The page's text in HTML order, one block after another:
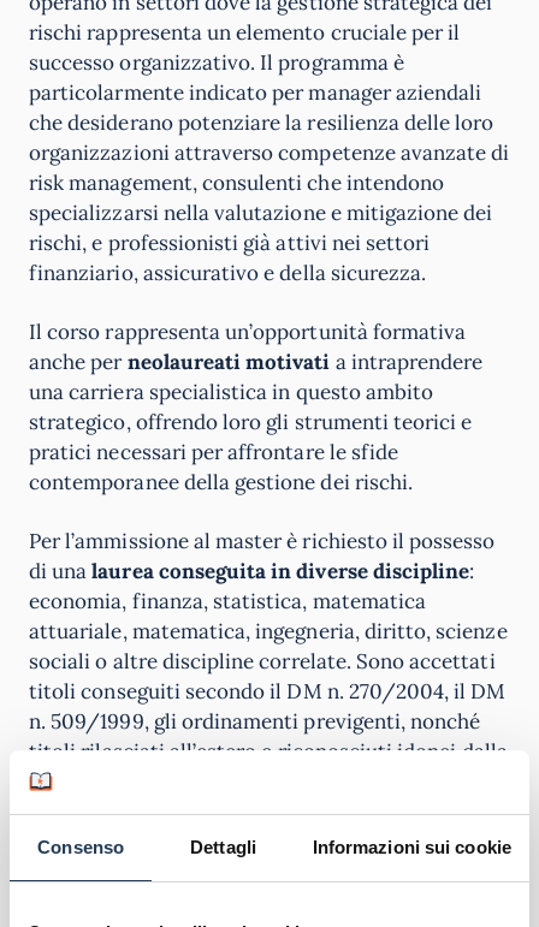
Consenso Dettagli Informazioni sui cookie
rischi rappresenta un elemento cruciale per il
successo organizzativo. Il programma è
particolarmente indicato per manager aziendali
che desiderano potenziare la resilienza delle loro
organizzazioni attraverso competenze avanzate di
risk management, consulenti che intendono
specializzarsi nella valutazione e mitigazione dei
rischi, e professionisti già attivi nei settori
finanziario, assicurativo e della sicurezza.
Il corso rappresenta un’opportunità formativa
anche perneolaureati motivati a intraprendere
una carriera specialistica in questo ambito
strategico, offrendo loro gli strumenti teorici e
pratici necessari per affrontare le sfide
contemporanee della gestione dei rischi.
Per l’ammissione al master è richiesto il possesso
di unalaurea conseguita in diverse discipline:
economia, finanza, statistica, matematica
attuariale, matematica, ingegneria, diritto, scienze
sociali o altre discipline correlate. Sono accettati
titoli conseguiti secondo il DM n. 270/2004, il DM
n. 509/1999, gli ordinamenti previgenti, nonché
titoli rilasciati all’estero e riconosciuti idonei dalla
normativa vigente.
Questa solida base accademica multidisciplinare